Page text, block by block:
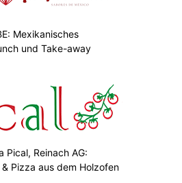
Mexikanisches
und Take-away
Pical, Reinach AG:
Pizza aus dem Holzofen